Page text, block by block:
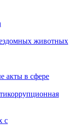
животных
акты в сфере
с